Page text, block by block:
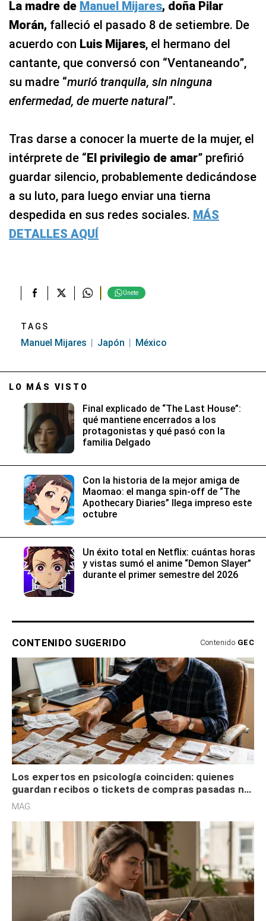
La madre de Manuel Mijares, doña Pilar
Morán, falleció el pasado 8 de setiembre. De
acuerdo con Luis Mijares, el hermano del
cantante, que conversó con “Ventaneando”,
su madre “murió tranquila, sin ninguna
enfermedad, de muerte natural”.
Tras darse a conocer la muerte de la mujer, el
intérprete de “El privilegio de amar” prefirió
guardar silencio, probablemente dedicándose
a su luto, para luego enviar una tierna
despedida en sus redes sociales. MÁS
DETALLES AQUÍ
Únete
TAGS
Manuel Mijares Japón México
LO MÁS VISTO
Final explicado de “The Last House”:
qué mantiene encerrados a los
protagonistas y qué pasó con la
familia Delgado
Con la historia de la mejor amiga de
Maomao: el manga spin-off de “The
Apothecary Diaries” llega impreso este
octubre
Un éxito total en Netflix: cuántas horas
y vistas sumó el anime “Demon Slayer”
durante el primer semestre del 2026
CONTENIDO SUGERIDO Contenido GEC
Los expertos en psicología coinciden: quienes
guardan recibos o tickets de compras pasadas no
son acumuladores, sino que tienen necesidad de
MAG.